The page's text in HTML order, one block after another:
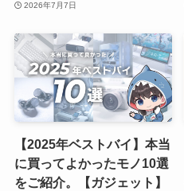
2026年7月7日
【2025年ベストバイ】本当
に買ってよかったモノ10選
をご紹介。【ガジェット】